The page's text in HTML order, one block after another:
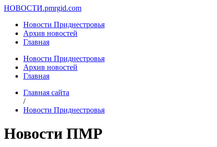
НОВОСТИ.pmrgid.com
Новости Приднестровья
Архив новостей
Главная
Новости Приднестровья
Архив новостей
Главная
Главная сайта
/
Новости Приднестровья
Новости ПМР